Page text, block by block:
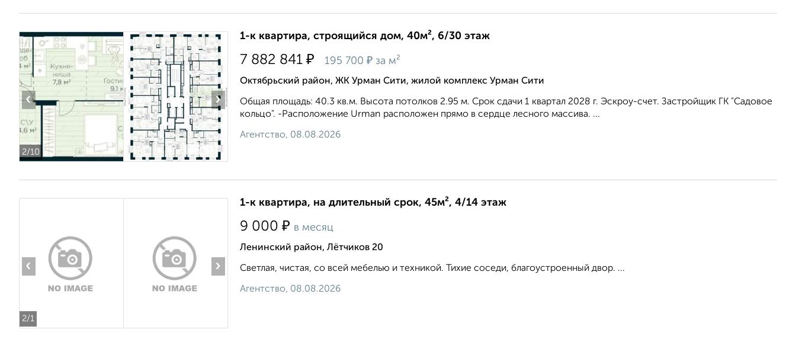
2/10
‹ ›
1-к квартира, строящийся дом, 40м², 6/30 этаж
7 882 841 ₽ 195 700 ₽ за м²
Октябрьский район, ЖК Урман Сити, жилой комплекс Урман Сити
Общая площадь: 40.3 кв.м. Высота потолков 2.95 м. Срок сдачи 1 квартал 2028 г. Эскроу-счет. Застройщик ГК "Садовое
кольцо". -Расположение Urman расположен прямо в сердце лесного массива. ...
Агентство, 08.08.2026
2/1
‹ ›
1-к квартира, на длительный срок, 45м², 4/14 этаж
9 000 ₽ в месяц
Ленинский район, Лётчиков 20
Светлая, чистая, со всей мебелью и техникой. Тихие соседи, благоустроенный двор. ...
Агентство, 08.08.2026